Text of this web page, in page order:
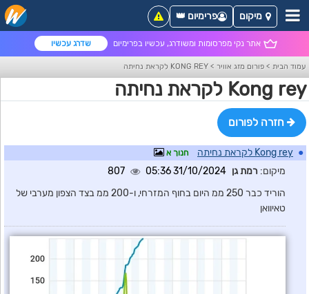
אתר נקי מפרסומות ומשודרג, עכשיו בפרימיום שדרג עכשיו
מיקום פרימיום 👑
עמוד הבית > פורום מזג אוויר > KONG REY לקראת נחיתה
Kong rey לקראת נחיתה
חזרה לפורום
● Kong rey לקראת נחיתה חנוך א
מיקום: רמת גן 31/10/2024 05:36
807
הוריד כבר 250 ממ היום בחוף המזרחי, ו-200 ממ בצד הצפון מערבי של
טאיוואן